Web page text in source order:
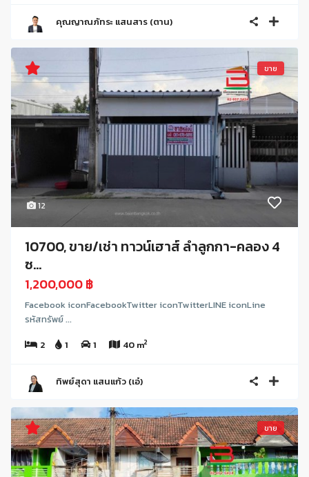
คุณญาณภัทระ แสนสาร (ตาน)
12
ขาย
10700, ขาย/เช่า ทาวน์เฮาส์ ลำลูกกา-คลอง 4
ซ...
1,200,000 ฿
Facebook iconFacebookTwitter iconTwitterLINE iconLine
รหัสทรัพย์ ...
2
1 1 40 m2
ทิพย์สุดา แสนแก้ว (เอ๋)
ขาย